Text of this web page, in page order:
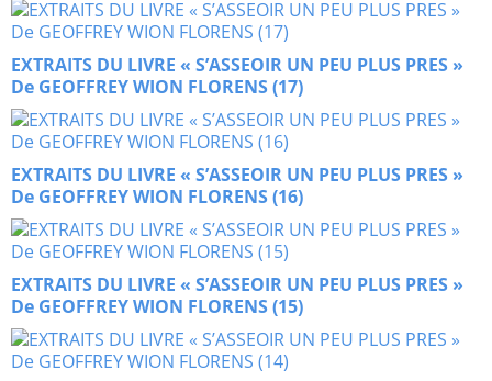
EXTRAITS DU LIVRE « S’ASSEOIR UN PEU PLUS PRES »
De GEOFFREY WION FLORENS (17)
EXTRAITS DU LIVRE « S’ASSEOIR UN PEU PLUS PRES »
De GEOFFREY WION FLORENS (16)
EXTRAITS DU LIVRE « S’ASSEOIR UN PEU PLUS PRES »
De GEOFFREY WION FLORENS (15)